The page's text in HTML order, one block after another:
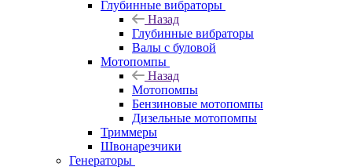
Глубинные вибраторы
Назад
Глубинные вибраторы
Валы с буловой
Мотопомпы
Назад
Мотопомпы
Бензиновые мотопомпы
Дизельные мотопомпы
Триммеры
Швонарезчики
Генераторы